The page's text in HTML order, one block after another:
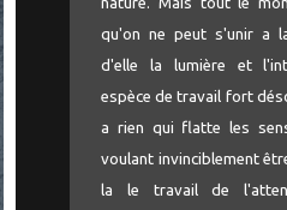
qu'on ne peut s'unir a
d'elle la lumière et
espèce de travail fort
a rien qui flatte les
voulant invinciblement
la le travail de